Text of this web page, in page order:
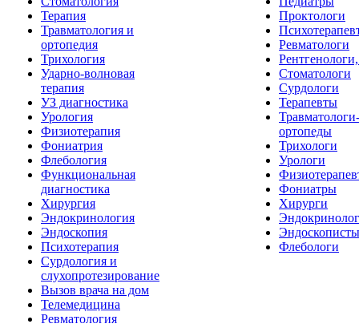
Терапия
Травматология и
ортопедия
Трихология
Ударно-волновая
терапия
УЗ диагностика
Урология
Физиотерапия
Фониатрия
Флебология
Функциональная
диагностика
Хирургия
Эндокринология
Эндоскопия
Психотерапия
Сурдология и
слухопротезирование
Вызов врача на дом
Телемедицина
Ревматология
Проктологи
Ревматологи
Стоматологи
Сурдологи
Терапевты
Травматологи-
ортопеды
Трихологи
Урологи
Фониатры
Хирурги
Эндоскописты
Флебологи